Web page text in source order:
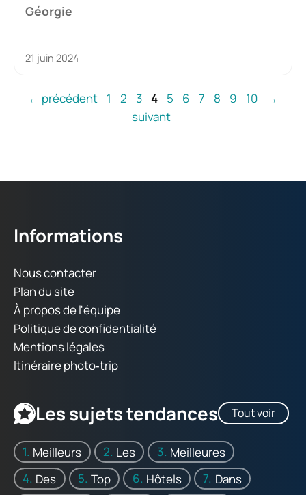
Géorgie
21 juin 2024
← précédent Page
1 Page
2 Page
3 Page
4 Page
5 Page
6 Page
7 Page
8 Page
9 Page
10
→
suivant
Informations
Nous contacter
Plan du site
À propos de l'équipe
Politique de confidentialité
Mentions légales
Itinéraire photo‑trip
Les sujets tendances Tout voir
Meilleurs Les
Meilleures
Des
Top Hôtels Dans